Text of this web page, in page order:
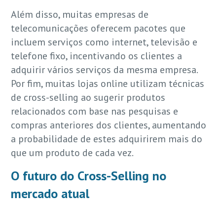
Além disso, muitas empresas de
telecomunicações oferecem pacotes que
incluem serviços como internet, televisão e
telefone fixo, incentivando os clientes a
adquirir vários serviços da mesma empresa.
Por fim, muitas lojas online utilizam técnicas
de cross-selling ao sugerir produtos
relacionados com base nas pesquisas e
compras anteriores dos clientes, aumentando
a probabilidade de estes adquirirem mais do
que um produto de cada vez.
O futuro do Cross-Selling no
mercado atual